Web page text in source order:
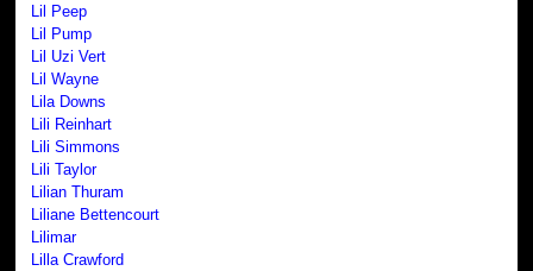
Lil Peep
Lil Pump
Lil Uzi Vert
Lil Wayne
Lila Downs
Lili Reinhart
Lili Simmons
Lili Taylor
Lilian Thuram
Liliane Bettencourt
Lilimar
Lilla Crawford